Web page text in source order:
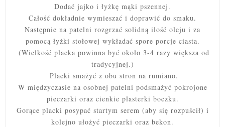
Dodać jajko i łyżkę mąki pszennej.
Całość dokładnie wymieszać i doprawić do smaku.
Następnie na patelni rozgrzać solidną ilość oleju i za
pomocą łyżki stołowej wykładać spore porcje ciasta.
(Wielkość placka powinna być około 3-4 razy większa od
tradycyjnej.)
Placki smażyć z obu stron na rumiano.
W międzyczasie na osobnej patelni podsmażyć pokrojone
pieczarki oraz cienkie plasterki boczku.
Gorące placki posypać startym serem (aby się rozpuścił) i
kolejno ułożyć pieczarki oraz bekon.